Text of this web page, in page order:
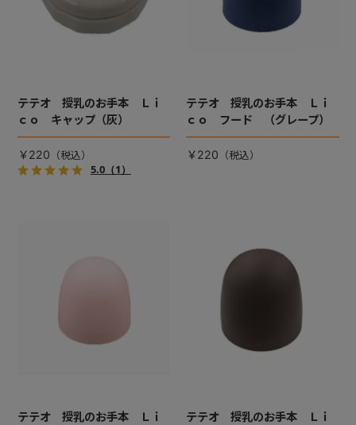
テテオ 授乳のお手本 Ｌｉ
ｃｏ キャップ（灰）
￥220
5.0（1）
テテオ 授乳のお手本 Ｌｉ
ｃｏ フード （グレープ）
￥220
テテオ 授乳のお手本 Ｌｉ
テテオ 授乳のお手本 Ｌｉ